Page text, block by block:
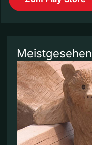
Meistgesehen